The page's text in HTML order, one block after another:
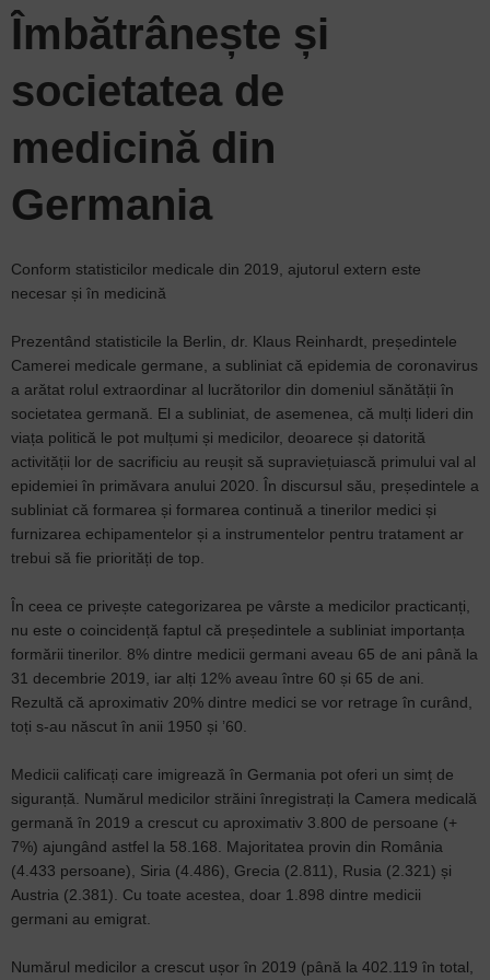
Îmbătrânește și
societatea de
medicină din
Germania
Conform statisticilor medicale din 2019, ajutorul extern este
necesar și în medicină
Prezentând statisticile la Berlin, dr. Klaus Reinhardt, președintele
Camerei medicale germane, a subliniat că epidemia de coronavirus
a arătat rolul extraordinar al lucrătorilor din domeniul sănătății în
societatea germană. El a subliniat, de asemenea, că mulți lideri din
viața politică le pot mulțumi și medicilor, deoarece și datorită
activității lor de sacrificiu au reușit să supraviețuiască primului val al
epidemiei în primăvara anului 2020. În discursul său, președintele a
subliniat că formarea și formarea continuă a tinerilor medici și
furnizarea echipamentelor și a instrumentelor pentru tratament ar
trebui să fie priorități de top.
În ceea ce privește categorizarea pe vârste a medicilor practicanți,
nu este o coincidență faptul că președintele a subliniat importanța
formării tinerilor. 8% dintre medicii germani aveau 65 de ani până la
31 decembrie 2019, iar alți 12% aveau între 60 și 65 de ani.
Rezultă că aproximativ 20% dintre medici se vor retrage în curând,
toți s-au născut în anii 1950 și ’60.
Medicii calificați care imigrează în Germania pot oferi un simț de
siguranță. Numărul medicilor străini înregistrați la Camera medicală
germană în 2019 a crescut cu aproximativ 3.800 de persoane (+
7%) ajungând astfel la 58.168. Majoritatea provin din România
(4.433 persoane), Siria (4.486), Grecia (2.811), Rusia (2.321) și
Austria (2.381). Cu toate acestea, doar 1.898 dintre medicii
germani au emigrat.
Numărul medicilor a crescut ușor în 2019 (până la 402.119 în total,